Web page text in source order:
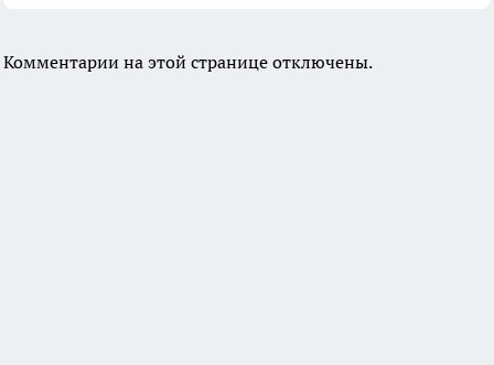
Комментарии на этой странице отключены.